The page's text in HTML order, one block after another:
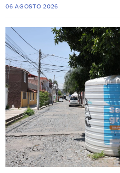
06 AGOSTO 2026